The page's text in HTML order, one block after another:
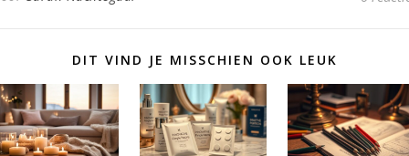
DIT VIND JE MISSCHIEN OOK LEUK